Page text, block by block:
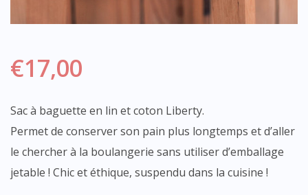
€17,00
Sac à baguette en lin et coton Liberty.
Permet de conserver son pain plus longtemps et d’aller
le chercher à la boulangerie sans utiliser d’emballage
jetable ! Chic et éthique, suspendu dans la cuisine !